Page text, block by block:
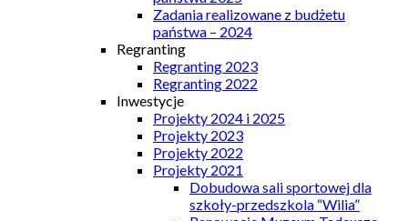
Zadania realizowane z budżetu
państwa – 2024
Regranting
Regranting 2023
Regranting 2022
Inwestycje
Projekty 2024 i 2025
Projekty 2023
Projekty 2022
Projekty 2021
Dobudowa sali sportowej dla
szkoły-przedszkola “Wilia”